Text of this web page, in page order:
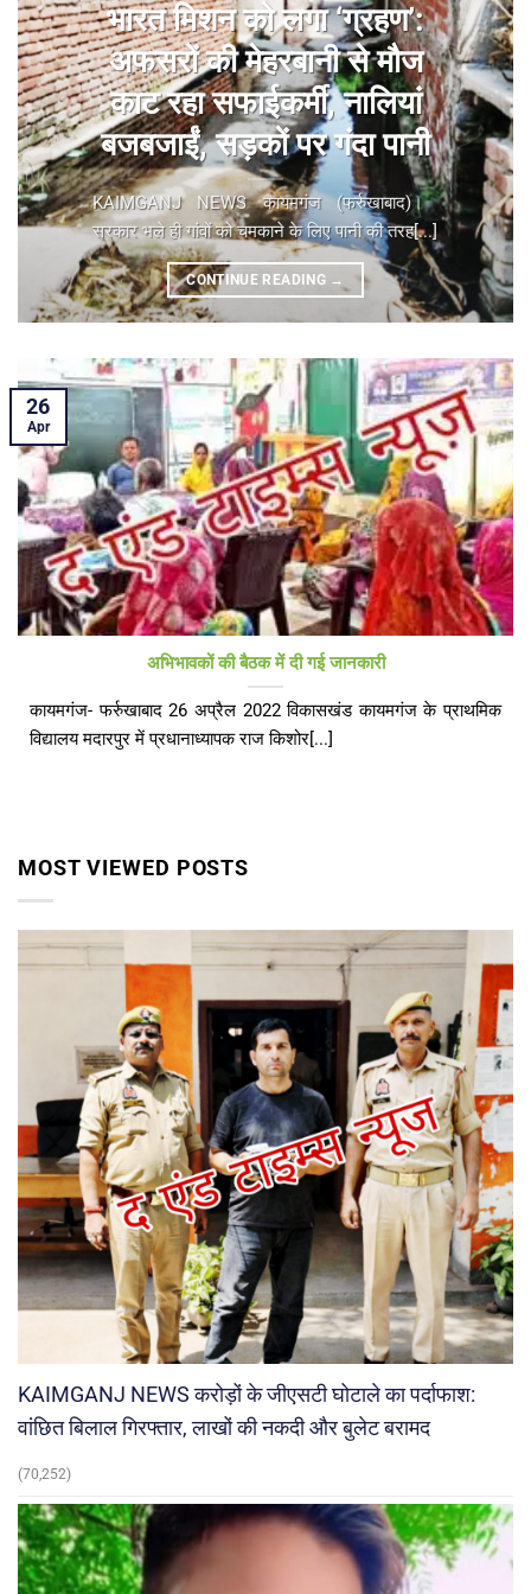
भारत मिशन को लगा ‘ग्रहण’:
अफसरों की मेहरबानी से मौज
काट रहा सफाईकर्मी, नालियां
बजबजाईं, सड़कों पर गंदा पानी
KAIMGANJ NEWS कायमगंज (फर्रुखाबाद)। ​
सरकार भले ही गांवों को चमकाने के लिए पानी की तरह[...]
CONTINUE READING →
अभिभावकों की बैठक में दी गई जानकारी
कायमगंज- फर्रुखाबाद 26 अप्रैल 2022 विकासखंड कायमगंज के प्राथमिक
विद्यालय मदारपुर में प्रधानाध्यापक राज किशोर[...]
26
Apr
MOST VIEWED POSTS
KAIMGANJ NEWS करोड़ों के जीएसटी घोटाले का पर्दाफाश:
वांछित बिलाल गिरफ्तार, लाखों की नकदी और बुलेट बरामद
(70,252)